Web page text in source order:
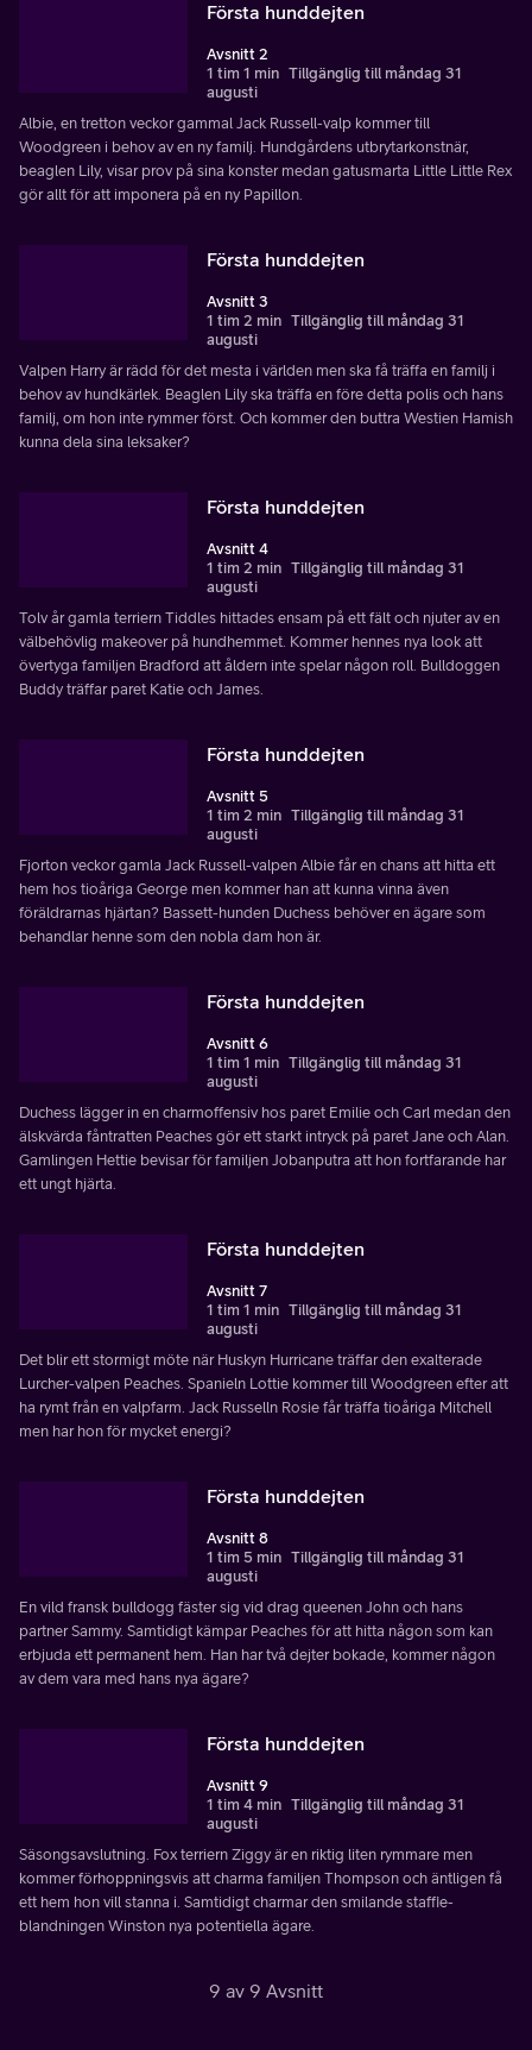
Första hunddejten
Avsnitt 2
1 tim 1 min Tillgänglig till måndag 31
augusti
Albie, en tretton veckor gammal Jack Russell-valp kommer till
Woodgreen i behov av en ny familj. Hundgårdens utbrytarkonstnär,
beaglen Lily, visar prov på sina konster medan gatusmarta Little Little Rex
gör allt för att imponera på en ny Papillon.
Första hunddejten
Avsnitt 3
1 tim 2 min Tillgänglig till måndag 31
augusti
Valpen Harry är rädd för det mesta i världen men ska få träffa en familj i
behov av hundkärlek. Beaglen Lily ska träffa en före detta polis och hans
familj, om hon inte rymmer först. Och kommer den buttra Westien Hamish
kunna dela sina leksaker?
Första hunddejten
Avsnitt 4
1 tim 2 min Tillgänglig till måndag 31
augusti
Tolv år gamla terriern Tiddles hittades ensam på ett fält och njuter av en
välbehövlig makeover på hundhemmet. Kommer hennes nya look att
övertyga familjen Bradford att åldern inte spelar någon roll. Bulldoggen
Buddy träffar paret Katie och James.
Första hunddejten
Avsnitt 5
1 tim 2 min Tillgänglig till måndag 31
augusti
Fjorton veckor gamla Jack Russell-valpen Albie får en chans att hitta ett
hem hos tioåriga George men kommer han att kunna vinna även
föräldrarnas hjärtan? Bassett-hunden Duchess behöver en ägare som
behandlar henne som den nobla dam hon är.
Första hunddejten
Avsnitt 6
1 tim 1 min Tillgänglig till måndag 31
augusti
Duchess lägger in en charmoffensiv hos paret Emilie och Carl medan den
älskvärda fåntratten Peaches gör ett starkt intryck på paret Jane och Alan.
Gamlingen Hettie bevisar för familjen Jobanputra att hon fortfarande har
ett ungt hjärta.
Första hunddejten
Avsnitt 7
1 tim 1 min Tillgänglig till måndag 31
augusti
Det blir ett stormigt möte när Huskyn Hurricane träffar den exalterade
Lurcher-valpen Peaches. Spanieln Lottie kommer till Woodgreen efter att
ha rymt från en valpfarm. Jack Russelln Rosie får träffa tioåriga Mitchell
men har hon för mycket energi?
Första hunddejten
Avsnitt 8
1 tim 5 min Tillgänglig till måndag 31
augusti
En vild fransk bulldogg fäster sig vid drag queenen John och hans
partner Sammy. Samtidigt kämpar Peaches för att hitta någon som kan
erbjuda ett permanent hem. Han har två dejter bokade, kommer någon
av dem vara med hans nya ägare?
Första hunddejten
Avsnitt 9
1 tim 4 min Tillgänglig till måndag 31
augusti
Säsongsavslutning. Fox terriern Ziggy är en riktig liten rymmare men
kommer förhoppningsvis att charma familjen Thompson och äntligen få
ett hem hon vill stanna i. Samtidigt charmar den smilande staffie-
blandningen Winston nya potentiella ägare.
9 av 9 Avsnitt